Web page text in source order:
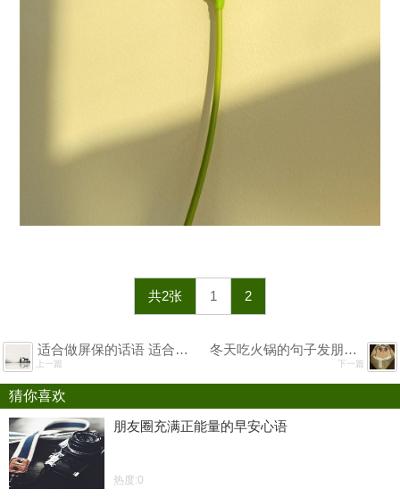
共2张 1 2
适合做屏保的话语 适合做电脑屏保的句子
上一篇
冬天吃火锅的句子发朋友圈 适合吃火锅发的说说
下一篇
猜你喜欢
朋友圈充满正能量的早安心语
热度:0